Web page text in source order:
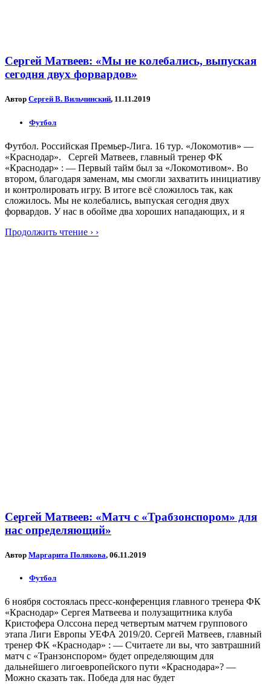
Сергей Матвеев: «Мы не колебались, выпуская
сегодня двух форвардов»
Автор Сергей В. Вильчинский, 11.11.2019
Футбол
Футбол. Российская Премьер-Лига. 16 тур. «Локомотив» —
«Краснодар». Сергей Матвеев, главный тренер ФК
«Краснодар» : — Первый тайм был за «Локомотивом». Во
втором, благодаря заменам, мы смогли захватить инициативу
и контролировать игру. В итоге всё сложилось так, как
сложилось. Мы не колебались, выпуская сегодня двух
форвардов. У нас в обойме два хороших нападающих, и я
Продолжить чтение › ›
Сергей Матвеев: «Матч с «Трабзонспором» для
нас определяющий»
Автор Маргарита Полякова, 06.11.2019
Футбол
6 ноября состоялась пресс-конференция главного тренера ФК
«Краснодар» Сергея Матвеева и полузащитника клуба
Кристофера Олссона перед четвертым матчем группового
этапа Лиги Европы УЕФА 2019/20. Сергей Матвеев, главный
тренер ФК «Краснодар» : — Считаете ли вы, что завтрашний
матч с «Транзонспором» будет определяющим для
дальнейшего лигоевропейского пути «Краснодара»? —
Можно сказать так. Победа для нас будет